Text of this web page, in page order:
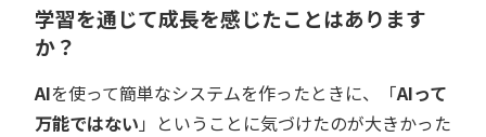
学習を通じて成長を感じたことはあります
か？
AIを使って簡単なシステムを作ったときに、「AIって
万能ではない 」ということに気づけたのが大きかった